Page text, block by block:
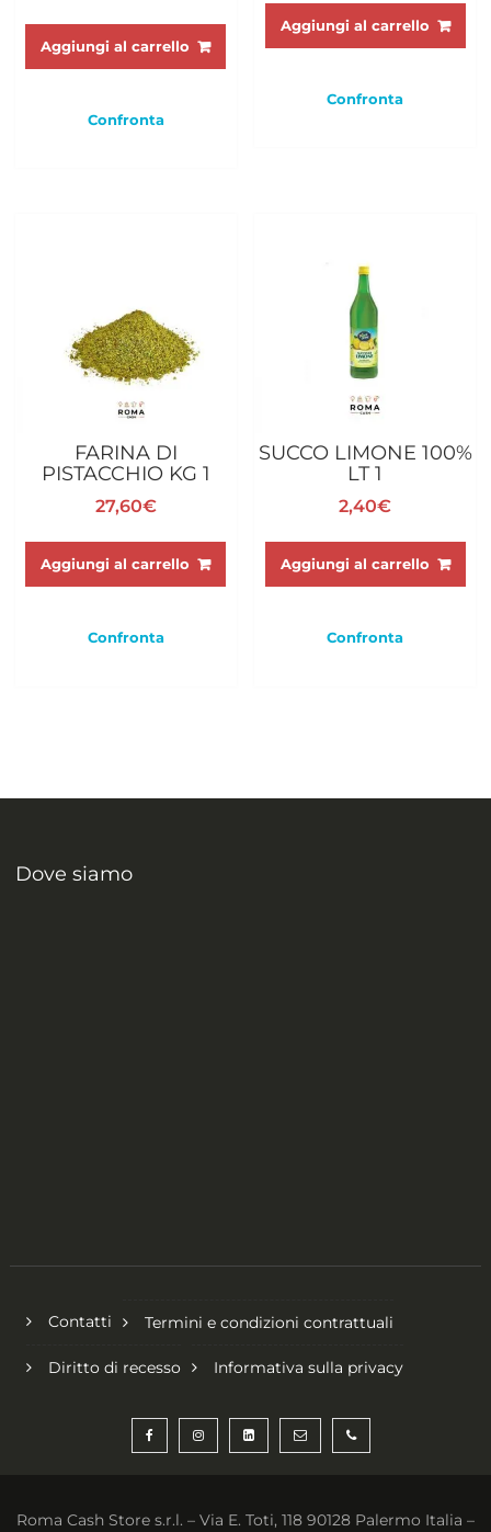
Aggiungi al carrello
Confronta
Aggiungi al carrello
Confronta
FARINA DI
PISTACCHIO KG 1
27,60€
Aggiungi al carrello
Confronta
SUCCO LIMONE 100%
LT 1
2,40€
Aggiungi al carrello
Confronta
Dove siamo
Contatti Termini e condizioni contrattuali
Diritto di recesso Informativa sulla privacy
Roma Cash Store s.r.l. – Via E. Toti, 118 90128 Palermo Italia –